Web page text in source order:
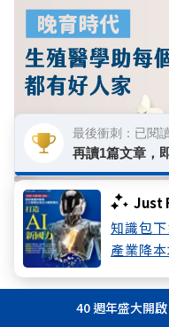
Just
知識包
產業降
數位專題
【晚育時代】人
你可能感興趣40 週年盛大開
最後衝刺：已閱
再讀1篇文章，